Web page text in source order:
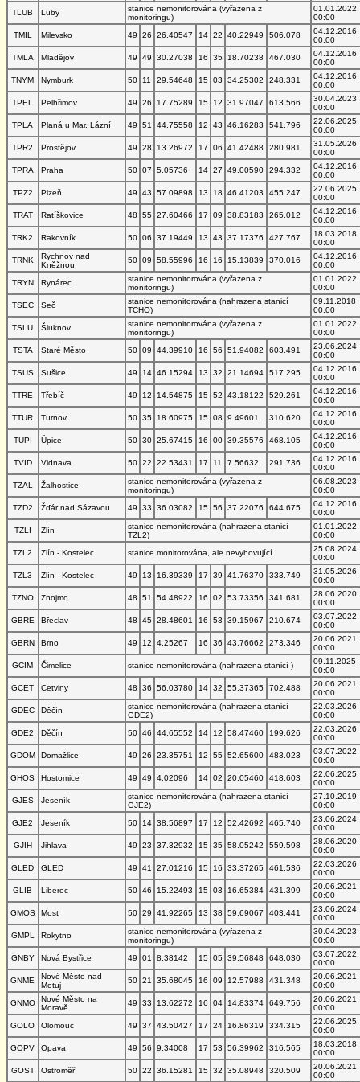
TLUB
Luby
stanice nemonitorována (vyřazena z
monitoringu)
01.01.2022
00:00
TMIL
Milevsko 49 26 26.40547 14 22 40.22949 506.078
04.12.2016
00:00
TMLA
Mladějov 49 49 30.27038 16 35 18.70238 467.030
04.12.2016
00:00
TNYM
Nymburk 50 11 29.54648 15 03 34.25302 248.331
04.12.2016
00:00
TPEL
Pelhřimov 49 26 17.75289 15 12 31.97047 613.566
30.04.2023
00:00
TPLA
Planá u Mar. Lázní 49 51 44.75558 12 43 46.16283 541.796
22.06.2025
00:00
TPR2
Prostějov 49 28 13.26972 17 06 41.42488 280.981
31.05.2026
00:00
TPRA
Praha 50 07 5.05736 14 27 49.00590 294.332
04.12.2016
00:00
TPZ2
Plzeň 49 43 57.09898 13 18 46.41203 455.247
22.06.2025
00:00
TRAT
Ratíškovice 48 55 27.60466 17 09 38.83183 265.012
04.12.2016
00:00
TRK2
Rakovník 50 06 37.19449 13 43 37.17376 427.767
18.03.2018
00:00
TRNK
Rychnov nad
Kněžnou
50 09 58.55996 16 16 15.13839 370.016
04.12.2016
00:00
TRYN
Rynárec
stanice nemonitorována (vyřazena z
monitoringu)
01.01.2022
00:00
TSEC
Seč
stanice nemonitorována (nahrazena stanicí
TCHO)
09.11.2018
00:00
TSLU
Šluknov
stanice nemonitorována (vyřazena z
monitoringu)
01.01.2022
00:00
TSTA
Staré Město 50 09 44.39910 16 56 51.94082 603.491
23.06.2024
00:00
TSUS
Sušice 49 14 46.15294 13 32 21.14694 517.295
04.12.2016
00:00
TTRE
Třebíč 49 12 14.54875 15 52 43.18122 529.261
04.12.2016
00:00
TTUR
Turnov 50 35 18.60975 15 08 9.49601 310.620
04.12.2016
00:00
TUPI
Úpice 50 30 25.67415 16 00 39.35576 468.105
04.12.2016
00:00
TVID
Vidnava 50 22 22.53431 17 11 7.56632 291.736
04.12.2016
00:00
TZAL
Žalhostice
stanice nemonitorována (vyřazena z
monitoringu)
06.08.2023
00:00
TZD2
Žďár nad Sázavou 49 33 36.03082 15 56 37.22076 644.675
04.12.2016
00:00
TZLI
Zlín
stanice nemonitorována (nahrazena stanicí
TZL2)
01.01.2022
00:00
TZL2
Zlín - Kostelec stanice monitorována, ale nevyhovující
25.08.2024
00:00
TZL3
Zlín - Kostelec 49 13 16.39339 17 39 41.76370 333.749
31.05.2026
00:00
TZNO
Znojmo 48 51 54.48922 16 02 53.73356 341.681
28.06.2020
00:00
GBRE
Břeclav 48 45 28.48601 16 53 39.15967 210.674
03.07.2022
00:00
GBRN
Brno 49 12 4.25267 16 36 43.76662 273.346
20.06.2021
00:00
GCIM
Čimelice stanice nemonitorována (nahrazena stanicí )
09.11.2025
00:00
GCET
Cetviny 48 36 56.03780 14 32 55.37365 702.488
20.06.2021
00:00
GDEC
Děčín
stanice nemonitorována (nahrazena stanicí
GDE2)
22.03.2026
00:00
GDE2
Děčín 50 46 44.65552 14 12 58.47460 199.626
22.03.2026
00:00
GDOM
Domažlice 49 26 23.35751 12 55 52.65600 483.023
03.07.2022
00:00
GHOS
Hostomice 49 49 4.02096 14 02 20.05460 418.603
22.06.2025
00:00
GJES
Jeseník
stanice nemonitorována (nahrazena stanicí
GJE2)
27.10.2019
00:00
GJE2
Jeseník 50 14 38.56897 17 12 52.42692 465.740
23.06.2024
00:00
GJIH
Jihlava 49 23 37.32932 15 35 58.05242 559.598
28.06.2020
00:00
GLED
GLED 49 41 27.01216 15 16 33.37265 461.536
22.03.2026
00:00
GLIB
Liberec 50 46 15.22493 15 03 16.65384 431.399
20.06.2021
00:00
GMOS
Most 50 29 41.92265 13 38 59.69067 403.441
23.06.2024
00:00
GMPL
Rokytno
stanice nemonitorována (vyřazena z
monitoringu)
30.04.2023
00:00
GNBY
Nová Bystřice 49 01 8.38142 15 05 39.56848 648.030
03.07.2022
00:00
GNME
Nové Město nad
Metuj
50 21 35.68045 16 09 12.57988 431.348
20.06.2021
00:00
GNMO
Nové Město na
Moravě
49 33 13.62272 16 04 14.83374 649.756
20.06.2021
00:00
GOLO
Olomouc 49 37 43.50427 17 24 16.86319 334.315
22.06.2025
00:00
GOPV
Opava 49 56 9.34008 17 53 56.39962 316.565
18.03.2018
00:00
GOST
Ostroměř 50 22 36.15281 15 32 35.08948 320.509
20.06.2021
00:00